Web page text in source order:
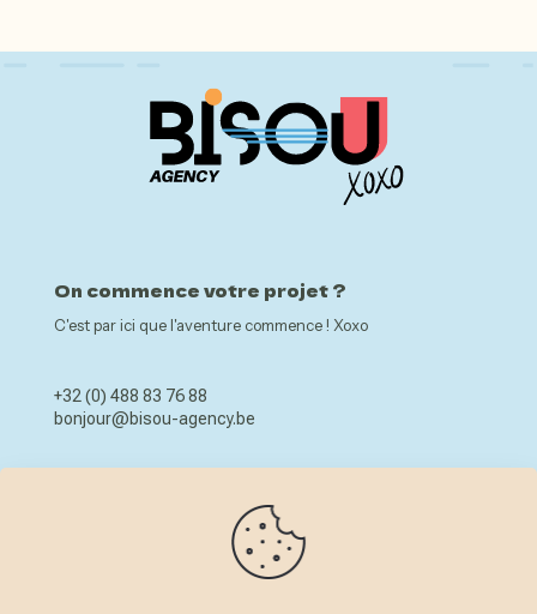
On commence votre projet ?
C'est par ici que l'aventure commence ! Xoxo
+32 (0) 488 83 76 88
bonjour@bisou-agency.be